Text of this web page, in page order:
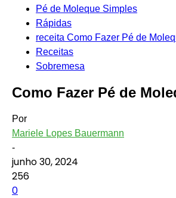
Pé de Moleque Simples
Rápidas
receita Como Fazer Pé de
Receitas
Sobremesa
Como Fazer Pé de
Por
Mariele Lopes Bauermann
-
junho 30, 2024
256
0